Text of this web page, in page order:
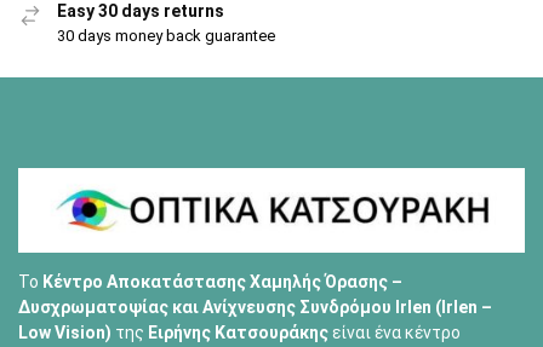
Easy 30 days returns
30 days money back guarantee
Το Κέντρο Αποκατάστασης Χαμηλής Όρασης –
Δυσχρωματοψίας και Ανίχνευσης Συνδρόμου Irlen (Irlen –
Low Vision) της Ειρήνης Κατσουράκηςείναι ένα κέντρο